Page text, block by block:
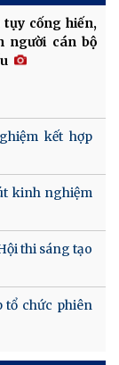
tụy cống hiến,
người cán bộ
kết hợp
kinh nghiệm
thi sáng tạo
tổ chức phiên